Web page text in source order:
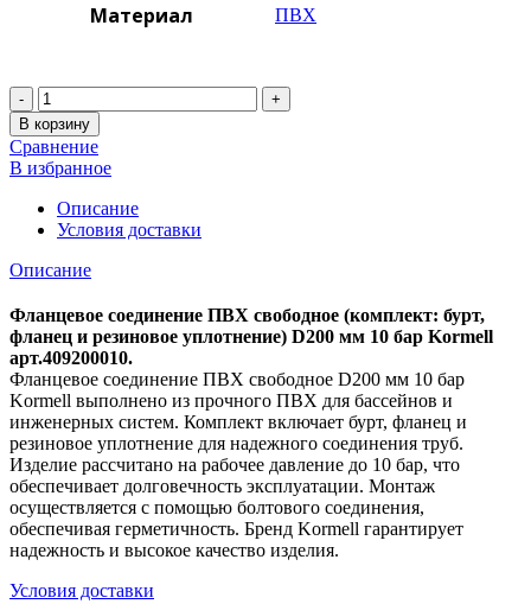
Материал ПВХ
Количество
В корзину
Сравнение
В избранное
Описание
Условия доставки
Описание
Фланцевое соединение ПВХ свободное (комплект: бурт,
фланец и резиновое уплотнение) D200 мм 10 бар Kormell
арт.409200010.
Фланцевое соединение ПВХ свободное D200 мм 10 бар
Kormell выполнено из прочного ПВХ для бассейнов и
инженерных систем. Комплект включает бурт, фланец и
резиновое уплотнение для надежного соединения труб.
Изделие рассчитано на рабочее давление до 10 бар, что
обеспечивает долговечность эксплуатации. Монтаж
осуществляется с помощью болтового соединения,
обеспечивая герметичность. Бренд Kormell гарантирует
надежность и высокое качество изделия.
Условия доставки